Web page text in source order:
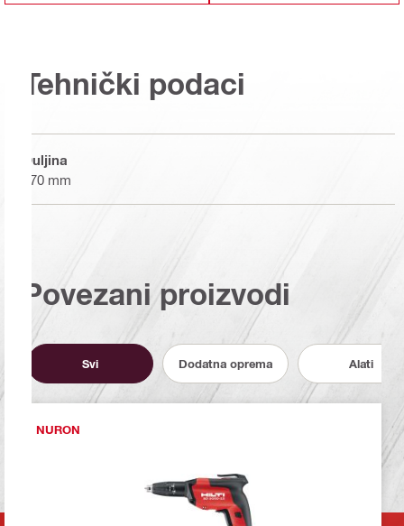
Tehnički podaci
Duljina
570 mm
Povezani proizvodi
Svi Dodatna oprema Alati
NURON